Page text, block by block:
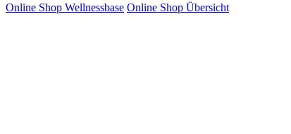
Online Shop Wellnessbase Online Shop Übersicht